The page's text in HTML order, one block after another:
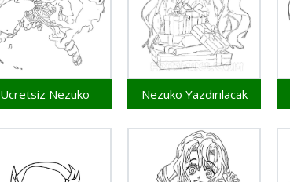
Ücretsiz Nezuko Nezuko Yazdırılacak